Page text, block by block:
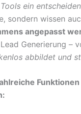
ein
sondern wissen
angepasst
Generierung –
abbildet und